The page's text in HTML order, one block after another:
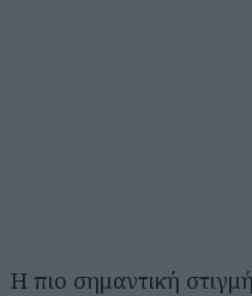
Η πιο σημαντική